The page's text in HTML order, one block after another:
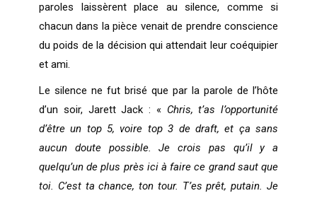
paroles laissèrent place au silence, comme si
chacun dans la pièce venait de prendre conscience
du poids de la décision qui attendait leur coéquipier
et ami.
Le silence ne fut brisé que par la parole de l’hôte
d’un soir, Jarett Jack : « Chris, t’as l’opportunité
d’être un top 5, voire top 3 de draft, et ça sans
aucun doute possible. Je crois pas qu’il y a
quelqu’un de plus près ici à faire ce grand saut que
toi. C’est ta chance, ton tour. T’es prêt, putain. Je